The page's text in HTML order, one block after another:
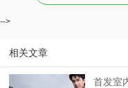
-->
相关文章
首发室